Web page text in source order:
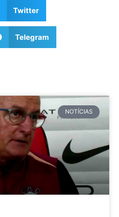
Twitter
Telegram
NOTÍCIAS